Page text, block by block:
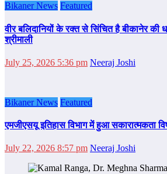
Bikaner News Featured
वीर बलिदानियों के रक्त से सिंचित है बीकानेर की
श्रीमाली
July 25, 2026 5:36 pm Neeraj Joshi
Bikaner News Featured
एमजीएसयू इतिहास विभाग में हुआ सकारात्मकता
July 22, 2026 8:57 pm Neeraj Joshi